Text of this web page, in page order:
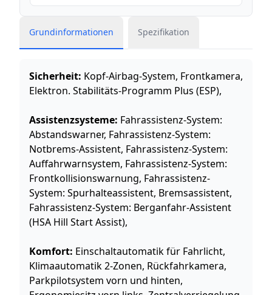
Grundinformationen Spezifikation
Sicherheit: Kopf-Airbag-System, Frontkamera,
Elektron. Stabilitäts-Programm Plus (ESP),
Assistenzsysteme: Fahrassistenz-System:
Abstandswarner, Fahrassistenz-System:
Notbrems-Assistent, Fahrassistenz-System:
Auffahrwarnsystem, Fahrassistenz-System:
Frontkollisionswarnung, Fahrassistenz-
System: Spurhalteassistent, Bremsassistent,
Fahrassistenz-System: Berganfahr-Assistent
(HSA Hill Start Assist),
Komfort: Einschaltautomatik für Fahrlicht,
Klimaautomatik 2-Zonen, Rückfahrkamera,
Parkpilotsystem vorn und hinten,